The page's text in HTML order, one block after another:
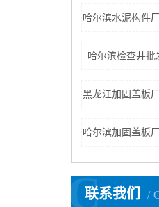
哈尔滨水泥构件
哈尔滨检查井批
黑龙江加固盖板
哈尔滨加固盖板
联系我们
C